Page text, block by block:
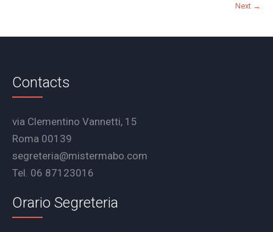
Next →
Contacts
via Clementino Vannetti, 15
Roma 00139
segreteria@mistermabo.com
Tel. 06 87123016
Orario Segreteria